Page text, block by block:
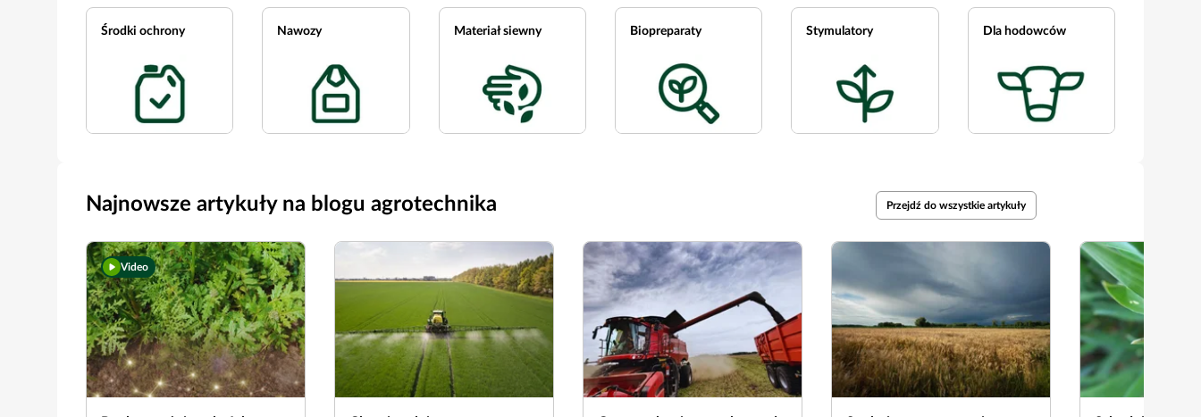
Środki ochrony Nawozy Materiał siewny Biopreparaty Stymulatory Dla hodowców
Najnowsze artykuły na blogu agrotechnika Przejdź do wszystkie artykuły
Video